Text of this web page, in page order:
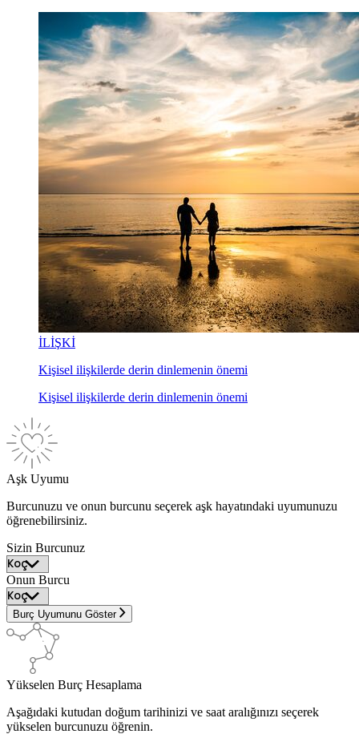
İLİŞKİ
Kişisel ilişkilerde derin dinlemenin önemi
Kişisel ilişkilerde derin dinlemenin önemi
Aşk Uyumu
Burcunuzu ve onun burcunu seçerek aşk hayatındaki uyumunuzu
öğrenebilirsiniz.
Sizin Burcunuz
Onun Burcu
Burç Uyumunu Göster
Yükselen Burç Hesaplama
Aşağıdaki kutudan doğum tarihinizi ve saat aralığınızı seçerek
yükselen burcunuzu öğrenin.